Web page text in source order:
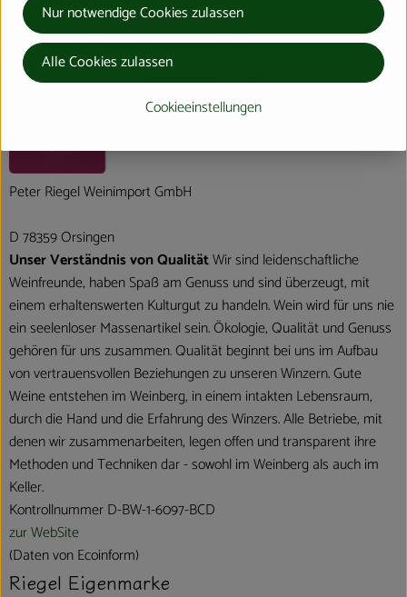
Hersteller: Riegel Bioweine
Deutschland
Peter Riegel Weinimport GmbH
D 78359 Orsingen
Unser Verständnis von QualitätWir sind leidenschaftliche
Weinfreunde, haben Spaß am Genuss und sind überzeugt, mit
einem erhaltenswerten Kulturgut zu handeln. Wein wird für uns nie
ein seelenloser Massenartikel sein. Ökologie, Qualität und Genuss
gehören für uns zusammen. Qualität beginnt bei uns im Aufbau
von vertrauensvollen Beziehungen zu unseren Winzern. Gute
Weine entstehen im Weinberg, in einem intakten Lebensraum,
durch die Hand und die Erfahrung des Winzers. Alle Betriebe, mit
denen wir zusammenarbeiten, legen offen und transparent ihre
Methoden und Techniken dar - sowohl im Weinberg als auch im
Keller.
Kontrollnummer D-BW-1-6097-BCD
zur WebSite
(Daten von Ecoinform)
Riegel Eigenmarke
Cookieeinstellungen
Nur notwendige Cookies zulassen
Alle Cookies zulassen